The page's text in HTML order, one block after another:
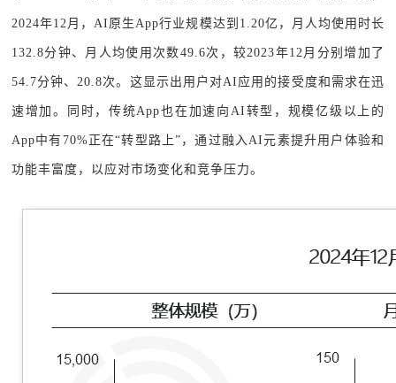
2024年12月，AI原生App行业规模达到1.20亿，月人均使用时长
132.8分钟、月人均使用次数49.6次，较2023年12月分别增加了
54.7分钟、20.8次。这显示出用户对AI应用的接受度和需求在迅
速增加。同时，传统App也在加速向AI转型，规模亿级以上的
App中有70%正在“转型路上”，通过融入AI元素提升用户体验和
功能丰富度，以应对市场变化和竞争压力。